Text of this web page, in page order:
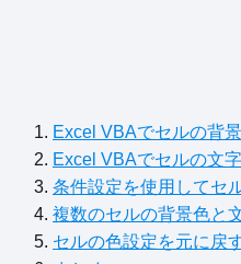
Excel VBAでセルの背
Excel VBAでセルの文
条件設定を使用してセ
複数のセルの背景色と
セルの色設定を元に戻